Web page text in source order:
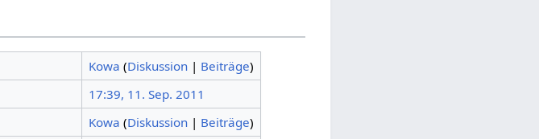
Kowa (Diskussion| Beiträge)
17:39, 11. Sep. 2011
Kowa (Diskussion| Beiträge)